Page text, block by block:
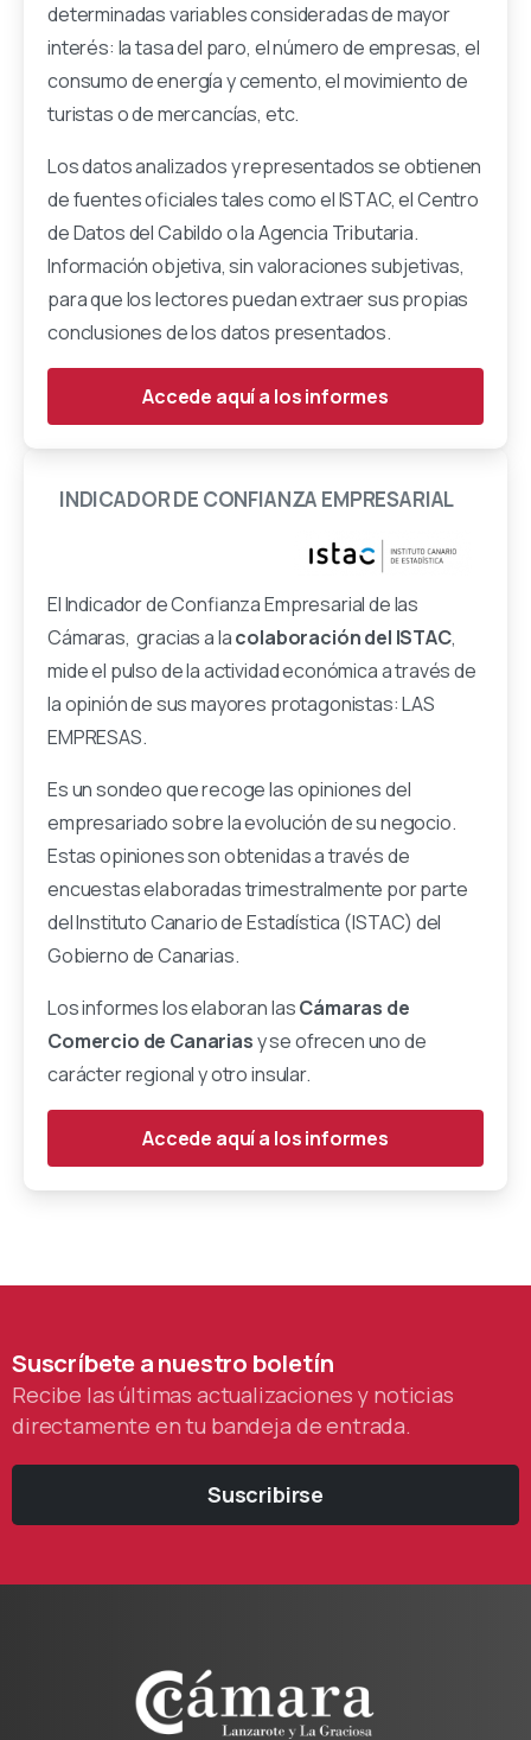
determinadas variables consideradas de mayor
interés: la tasa del paro, el número de empresas, el
consumo de energía y cemento, el movimiento de
turistas o de mercancías, etc.
Los datos analizados y representados se obtienen
de fuentes oficiales tales como el ISTAC, el Centro
de Datos del Cabildo o la Agencia Tributaria.
Información objetiva, sin valoraciones subjetivas,
para que los lectores puedan extraer sus propias
conclusiones de los datos presentados.
Accede aquí a los informes
INDICADORDE CONFIANZA EMPRESARIAL
El Indicador de Confianza Empresarial de las
Cámaras, gracias a lacolaboración del ISTAC,
mide el pulso de la actividad económica a través de
la opinión de sus mayores protagonistas: LAS
EMPRESAS.
Es un sondeo que recoge las opiniones del
empresariado sobre la evolución de su negocio.
Estas opiniones son obtenidas a través de
encuestas elaboradas trimestralmente por parte
del Instituto Canario de Estadística (ISTAC) del
Gobierno de Canarias.
Los informes los elaboran lasCámaras de
Comercio de Canariasy se ofrecen uno de
carácter regional y otro insular.
Accede aquí a los informes
Suscríbeteanuestro boletín
Recibe las últimas actualizaciones y noticias
directamente en tu bandeja de entrada.
Suscribirse